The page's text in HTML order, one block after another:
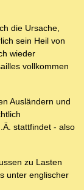
die Ursache,
sein Heil von
wieder
vollkommen
Ausländern und
stattfindet - also
zu Lasten
unter englischer